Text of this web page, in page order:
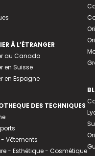
À L’ÉTRANGER
au Canada
en Suisse
en Espagne
DES TECHNIQUES
Vêtements
- Esthétique - Cosmétique